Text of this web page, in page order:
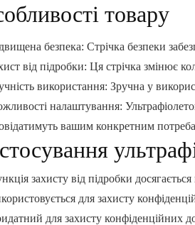
товару
безпека: Стрічка безпеки
від підробки: Ця стрічка змінює
використання: Зручна у
налаштування:
вашим конкретним
захисту від підробки
для захисту
для захисту конфіденційних